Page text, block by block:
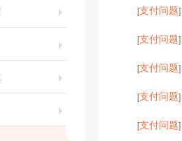
[支付问题]
[支付问题]
[支付问题]
[支付问题]
[支付问题]